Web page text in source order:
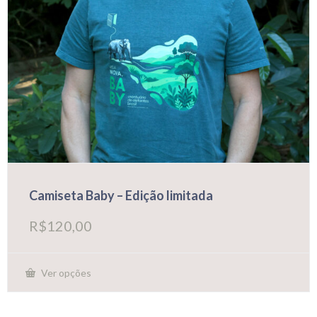
Camiseta Baby – Edição limitada
R$120,00
Ver opções
Este
produto